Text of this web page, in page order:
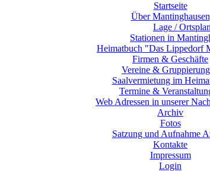
Startseite
Über Mantinghausen
Lage /
Stationen in
Heimatbuch "Das Lippedorf
Firmen & Geschäfte
Vereine &
Saalvermietung im
Termine &
Web Adressen in unserer
Archiv
Fotos
Satzung und Aufnahme
Kontakte
Impressum
Login